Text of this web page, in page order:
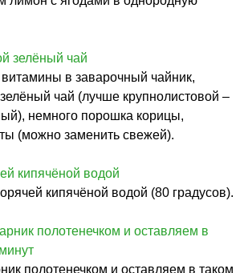
в заварочный чайник,
чай (лучше крупнолистовой –
немного порошка корицы,
(можно заменить свежей).
кипячёной водой (80 градусов).
полотенечком и оставляем в таком